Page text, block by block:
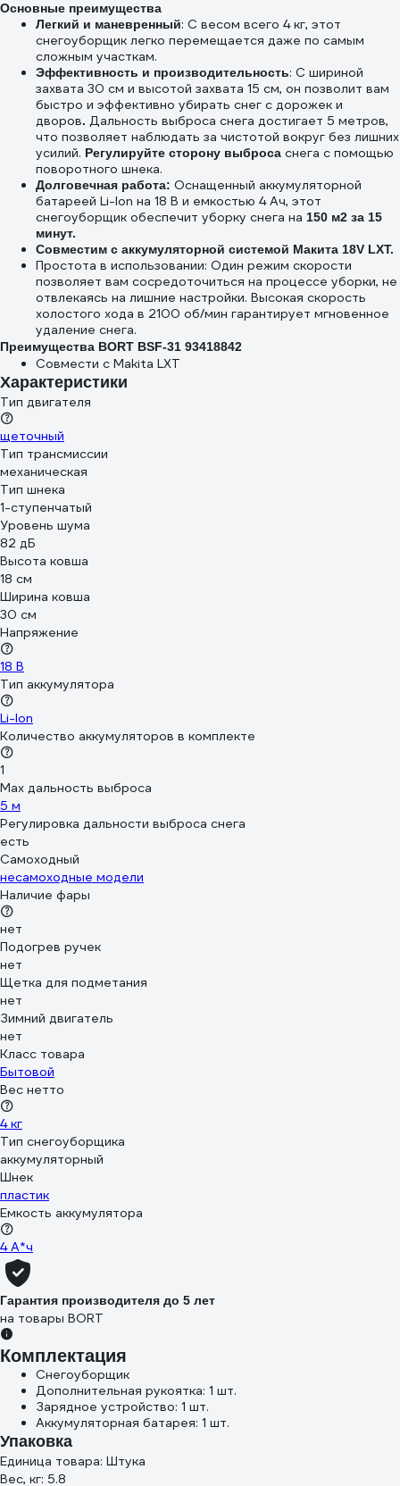
Основные преимущества
Легкий и маневренный: С весом всего 4 кг, этот
снегоуборщик легко перемещается даже по самым
сложным участкам.
Эффективность и производительность: С шириной
захвата 30 см и высотой захвата 15 см, он позволит вам
быстро и эффективно убирать снег с дорожек и
дворов. Дальность выброса снега достигает 5 метров,
что позволяет наблюдать за чистотой вокруг без лишних
усилий. Регулируйте сторону выброса снега с помощью
поворотного шнека.
Долговечная работа: Оснащенный аккумуляторной
батареей Li-Ion на 18 В и емкостью 4 Ач, этот
снегоуборщик обеспечит уборку снега на 150 м2 за 15
минут.
Совместим с аккумуляторной системой Макита 18V LXT.
Простота в использовании: Один режим скорости
позволяет вам сосредоточиться на процессе уборки, не
отвлекаясь на лишние настройки. Высокая скорость
холостого хода в 2100 об/мин гарантирует мгновенное
удаление снега.
Преимущества BORT BSF-31 93418842
Совмести с Makita LXT
Характеристики
Тип двигателя
щеточный
Тип трансмиссии
механическая
Тип шнека
1-ступенчатый
Уровень шума
82 дБ
Высота ковша
18 см
Ширина ковша
30 см
Напряжение
18 В
Тип аккумулятора
Li-Ion
Количество аккумуляторов в комплекте
1
Max дальность выброса
5 м
Регулировка дальности выброса снега
есть
Самоходный
несамоходные модели
Наличие фары
нет
Подогрев ручек
нет
Щетка для подметания
нет
Зимний двигатель
нет
Класс товара
Бытовой
Вес нетто
4 кг
Тип снегоуборщика
аккумуляторный
Шнек
пластик
Емкость аккумулятора
4 А*ч
Гарантия производителя до 5 лет
на товары BORT
Комплектация
Снегоуборщик
Дополнительная рукоятка: 1 шт.
Зарядное устройство: 1 шт.
Аккумуляторная батарея: 1 шт.
Упаковка
Единица товара: Штука
Вес, кг: 5.8